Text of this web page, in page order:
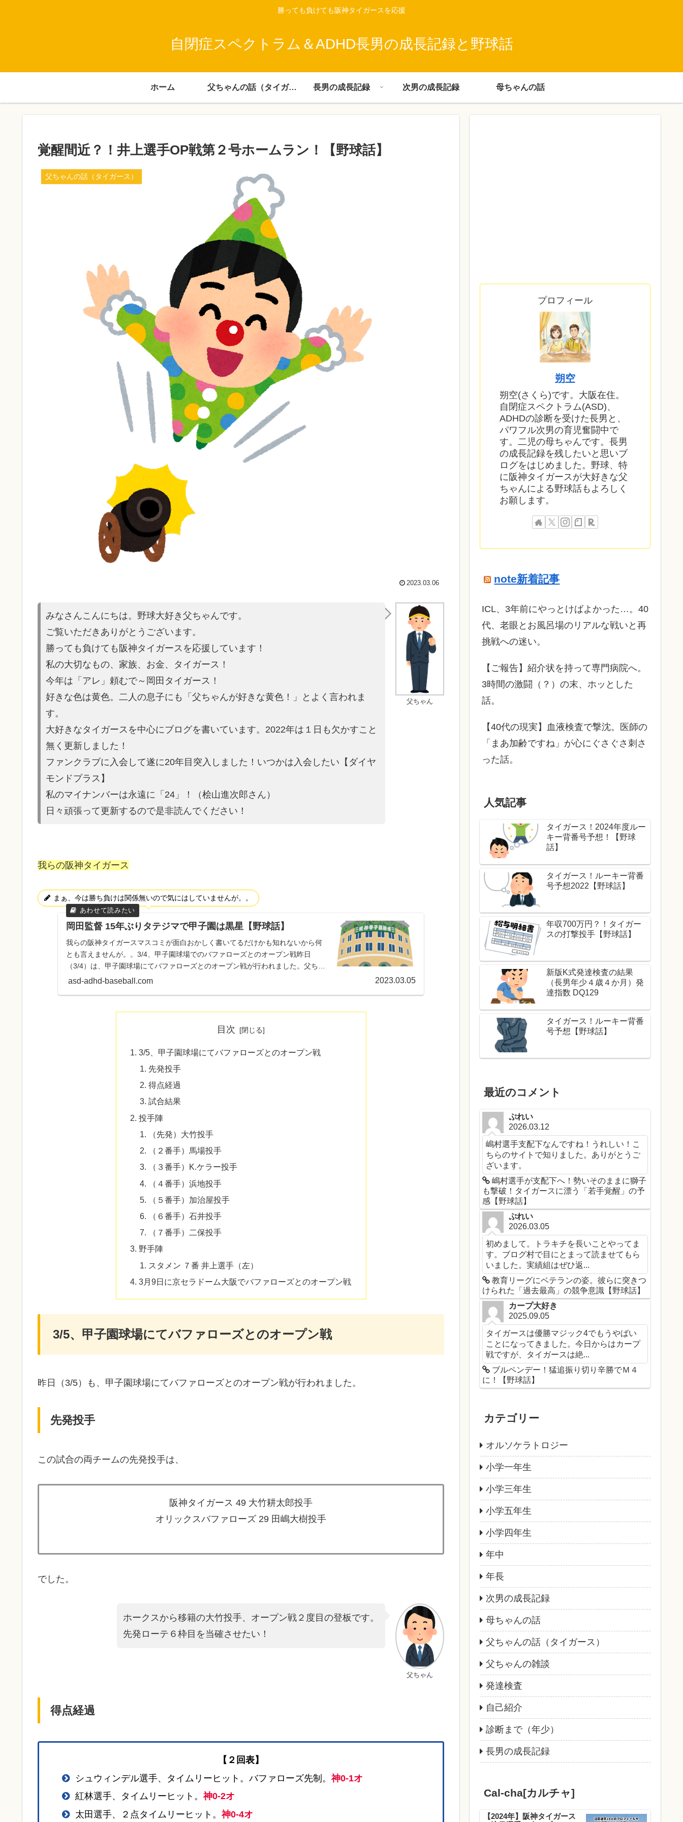
勝っても負けても阪神タイガースを応援
自閉症スペクトラム＆ADHD長男の成長記録と野球話
ホーム 父ちゃんの話（タイガース） 長男の成長記録 次男の成長記録 母ちゃんの話
覚醒間近？！井上選手OP戦第２号ホームラン！【野球話】
父ちゃんの話（タイガース）
2023.03.06
父ちゃん
みなさんこんにちは。野球大好き父ちゃんです。
ご覧いただきありがとうございます。
勝っても負けても阪神タイガースを応援しています！
私の大切なもの、家族、お金、タイガース！
今年は「アレ」頼むで～岡田タイガース！
好きな色は黄色。二人の息子にも「父ちゃんが好きな黄色！」とよ く言われま
す。
大好きなタイガースを中心にブログを書いています。2022年は １日も欠かすこと
無く更新しました！
ファンクラブに入会して遂に20年目突入しました！いつかは入会 したい【ダイヤ
モンドプラス】
私のマイナンバーは永遠に「24」！（桧山進次郎さん）
日々頑張って更新するので是非読んでください！
我らの阪神タイガース
まぁ、今は勝ち負けは関係無いので気にはしていませんが。。
岡田監督 15年ぶりタテジマで甲子園は黒星【野球話】
我らの阪神タイガースマスコミが面白おかしく書いてるだけかも知れないから何
とも言えませんが。。3/4、甲子園球場でのバファローズとのオープン戦昨日
（3/4）は、甲子園球場にてバファローズとのオープン戦が行われました。父ちゃ
んいよいよ甲子園での...
asd-adhd-baseball.com 2023.03.05
目次
3/5、甲子園球場にてバファローズとのオープン戦
先発投手
得点経過
試合結果
投手陣
（先発）大竹投手
（２番手）馬場投手
（３番手）K.ケラー投手
（４番手）浜地投手
（５番手）加治屋投手
（６番手）石井投手
（７番手）二保投手
野手陣
スタメン ７番 井上選手（左）
3月9日に京セラドーム大阪でバファローズとのオープン戦
3/5、甲子園球場にてバファローズとのオープン戦
昨日（3/5）も、甲子園球場にてバファローズとのオープン戦が行われました。
先発投手
この試合の両チームの先発投手は、
阪神タイガース 49 大竹耕太郎投手
オリックスバファローズ 29 田嶋大樹投手
でした。
父ちゃん
ホークスから移籍の大竹投手、オープン戦２度目の登板です。
先発ローテ６枠目を当確させたい！
得点経過
【２回表】
シュウィンデル選手、タイムリーヒット。バファローズ先制。 神0-1オ
紅林選手、タイムリーヒット。 神0-2オ
太田選手、２点タイムリーヒット。 神0-4オ
プロフィール
朔空
朔空(さくら)です。大阪在住。
自閉症スペクトラム(ASD)、
ADHDの診断を受けた長男と、
パワフル次男の育児奮闘中で
す。二児の母ちゃんです。長男
の成長記録を残したいと思いブ
ログをはじめました。野球、特
に阪神タイガースが大好きな父
ちゃんによる野球話もよろしく
お願します。
note新着記事
ICL、3年前にやっとけばよかった…。40
代、老眼とお風呂場のリアルな戦いと再
挑戦への迷い。
​【ご報告】紹介状を持って専門病院へ。
3時間の激闘（？）の末、ホッとした
話。
【40代の現実】血液検査で撃沈。医師の
「まあ加齢ですね」が心にぐさぐさ刺さ
った話。
人気記事
タイガース！2024年度ルー
キー背番号予想！【野球
話】
タイガース！ルーキー背番
号予想2022【野球話】
年収700万円？！タイガー
スの打撃投手【野球話】
新版K式発達検査の結果
（長男年少４歳４か月）発
達指数 DQ129
タイガース！ルーキー背番
号予想【野球話】
最近のコメント
ぷれい
2026.03.12
嶋村選手支配下なんですね！うれしい！こ
ちらのサイトで知りました。ありがとうご
ざいます。
嶋村選手が支配下へ！勢いそのままに獅子
も撃破！タイガースに漂う「若手覚醒」の予
感【野球話】
ぷれい
2026.03.05
初めまして。トラキチを長いことやってま
す。ブログ村で目にとまって読ませてもら
いました。実績組はぜひ返...
教育リーグにベテランの姿。彼らに突きつ
けられた「過去最高」の競争意識【野球話】
カープ大好き
2025.09.05
タイガースは優勝マジック4でもうやばい
ことになってきました。今日からはカープ
戦ですが、タイガースは絶...
ブルペンデー！猛追振り切り辛勝でＭ４
に！【野球話】
カテゴリー
オルソケラトロジー
小学一年生
小学三年生
小学五年生
小学四年生
年中
年長
次男の成長記録
母ちゃんの話
父ちゃんの話（タイガース）
父ちゃんの雑談
発達検査
自己紹介
診断まで（年少）
長男の成長記録
Cal-cha[カルチャ]
【2024年】阪神タイガース